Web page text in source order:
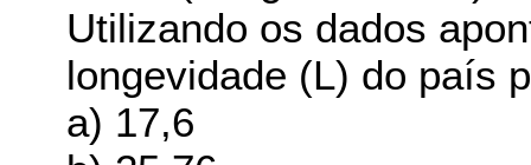
Utilizando os dados
longevidade (L) do país
a) 17,6